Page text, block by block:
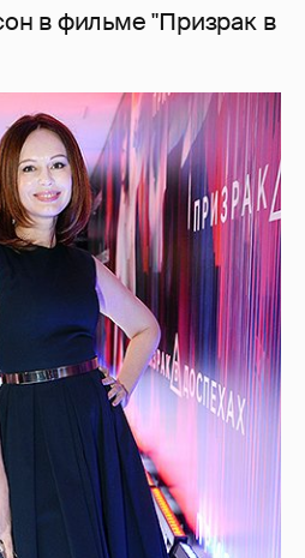
в фильме "Призрак в